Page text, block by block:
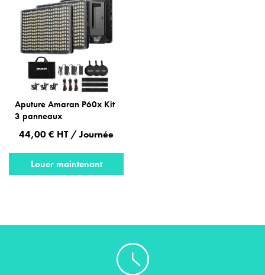
Aputure Amaran P60x Kit
3 panneaux
44,00 € HT / Journée
Louer maintenant